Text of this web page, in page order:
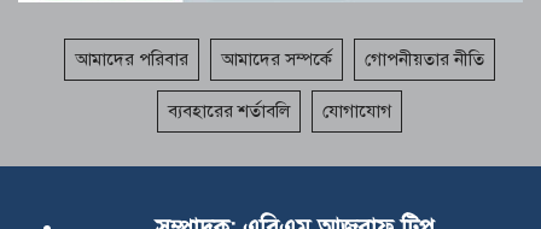
আমাদের পরিবার আমাদের সম্পর্কে গোপনীয়তার নীতি
ব্যবহারের শর্তাবলি যোগাযোগ